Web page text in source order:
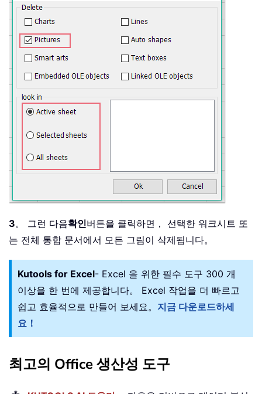
3。 그런 다음확인버튼을 클릭하면， 선택한 워크시트 또
는 전체 통합 문서에서 모든 그림이 삭제됩니다。
Kutools for Excel- Excel 을 위한 필수 도구 300 개
이상을 한 번에 제공합니다。 Excel 작업을 더 빠르고
쉽고 효율적으로 만들어 보세요。 지금 다운로드하세
요！
최고의 Office 생산성 도구